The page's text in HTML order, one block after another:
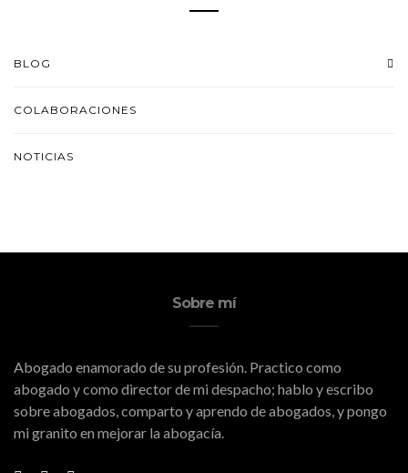
BLOG
COLABORACIONES
NOTICIAS
Sobre mí
Abogado enamorado de su profesión. Practico como
abogado y como director de mi despacho; hablo y escribo
sobre abogados, comparto y aprendo de abogados, y pongo
mi granito en mejorar la abogacía.